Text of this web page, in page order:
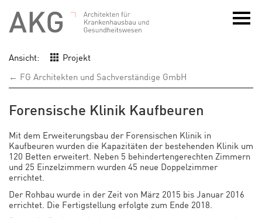
Ansicht:
Projekt
← FG Architekten und Sachverständige GmbH
Forensische Klinik Kaufbeuren
Mit dem Erweiterungsbau der Forensischen Klinik in
Kaufbeuren wurden die Kapazitäten der bestehenden Klinik um
120 Betten erweitert. Neben 5 behindertengerechten Zimmern
und 25 Einzelzimmern wurden 45 neue Doppelzimmer
errichtet.
Der Rohbau wurde in der Zeit von März 2015 bis Januar 2016
errichtet. Die Fertigstellung erfolgte zum Ende 2018.